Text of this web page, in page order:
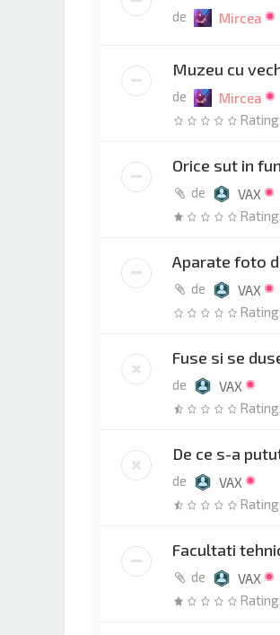
de Mircea
Muzeu cu
de
Mircea
Orice sut in
de VAX
Aparate foto
de VAX
Fuse si se
de VAX
De ce s-a
de VAX
Facultati
de VAX